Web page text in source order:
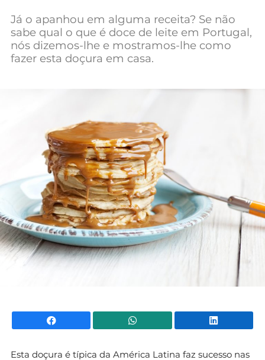
Negócios
Mundial 2026
Já o apanhou em alguma receita? Se não
sabe qual o que é doce de leite em Portugal,
nós dizemos-lhe e mostramos-lhe como
fazer esta doçura em casa.
Facebook WhatsApp
Esta doçura é típica da América Latina faz sucesso nas